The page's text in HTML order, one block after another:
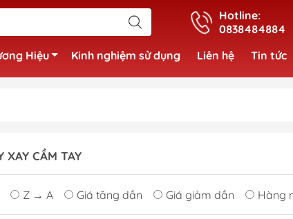
Hotline:
0838484884
Hiệu Kinh nghiệm sử dụng Liên hệ Tin tức
XAY CẦM TAY
Z → A Giá tăng dần Giá giảm dần Hàng